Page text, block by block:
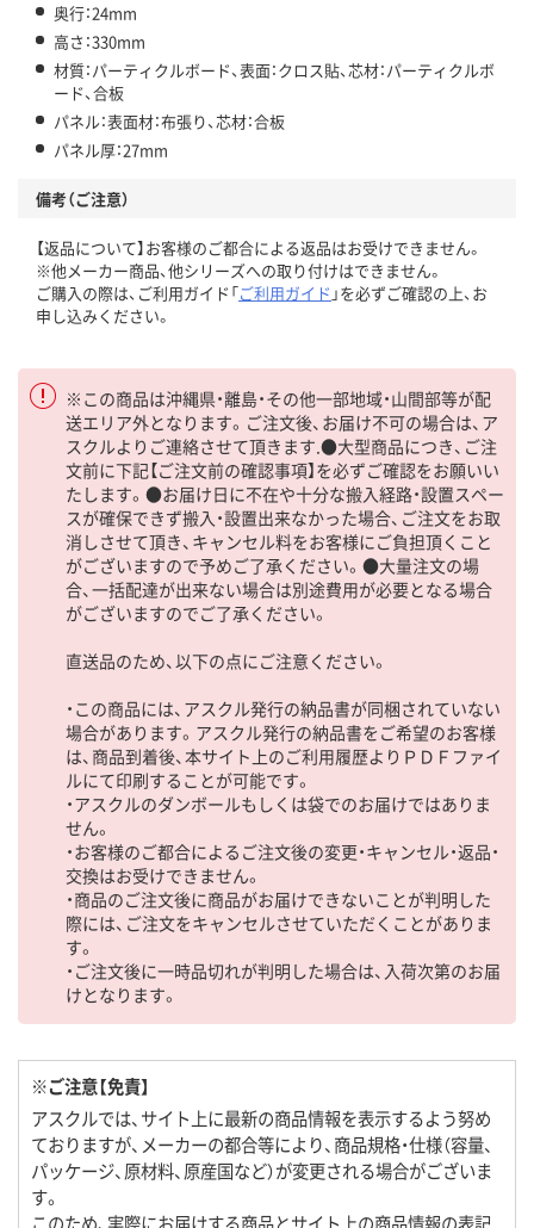
奥行：24mm
高さ：330mm
材質：パーティクルボード、表面：クロス貼、芯材：パーティクルボ
ード、合板
パネル：表面材：布張り、芯材：合板
パネル厚：27mm
備考（ご注意）
【返品について】お客様のご都合による返品はお受けできません。
※他メーカー商品、他シリーズへの取り付けはできません。
ご購入の際は、ご利用ガイド「ご利用ガイド 」を必ずご確認の上、お
申し込みください。
※この商品は沖縄県・離島・その他一部地域・山間部等が配
送エリア外となります。ご注文後、お届け不可の場合は、ア
スクルよりご連絡させて頂きます.●大型商品につき、ご注
文前に下記【ご注文前の確認事項】を必ずご確認をお願いい
たします。●お届け日に不在や十分な搬入経路・設置スペー
スが確保できず搬入・設置出来なかった場合、ご注文をお取
消しさせて頂き、キャンセル料をお客様にご負担頂くこと
がございますので予めご了承ください。●大量注文の場
合、一括配達が出来ない場合は別途費用が必要となる場合
がございますのでご了承ください。
直送品のため、以下の点にご注意ください。
・この商品には、アスクル発行の納品書が同梱されていない
場合があります。アスクル発行の納品書をご希望のお客様
は、商品到着後、本サイト上のご利用履歴よりＰＤＦファイ
ルにて印刷することが可能です。
・アスクルのダンボールもしくは袋でのお届けではありま
せん。
・お客様のご都合によるご注文後の変更・キャンセル・返品・
交換はお受けできません。
・商品のご注文後に商品がお届けできないことが判明した
際には、ご注文をキャンセルさせていただくことがありま
す。
・ご注文後に一時品切れが判明した場合は、入荷次第のお届
けとなります。
※ご注意【免責】
アスクルでは、サイト上に最新の商品情報を表示するよう努め
ておりますが、メーカーの都合等により、商品規格・仕様（容量、
パッケージ、原材料、原産国など）が変更される場合がございま
す。
このため、実際にお届けする商品とサイト上の商品情報の表記